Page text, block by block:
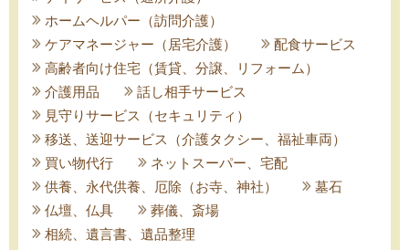
ホームヘルパー（訪問介護）
ケアマネージャー（居宅介護）
配食サービス
高齢者向け住宅（賃貸、分譲、リフォーム）
介護用品
話し相手サービス
見守りサービス（セキュリティ）
移送、送迎サービス（介護タクシー、福祉車両）
買い物代行
ネットスーパー、宅配
供養、永代供養、厄除（お寺、神社）
墓石
仏壇、仏具
葬儀、斎場
相続、遺言書、遺品整理